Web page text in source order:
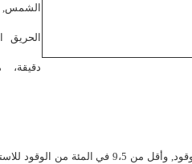
دقيقة،
ستقوم المركبة بالتباطؤ بواسطة 862 متر في الثانية (1929 ميل)، وتستهلك 31 في